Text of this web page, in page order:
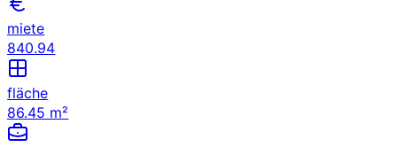
miete
840.94
fläche
86.45 m²